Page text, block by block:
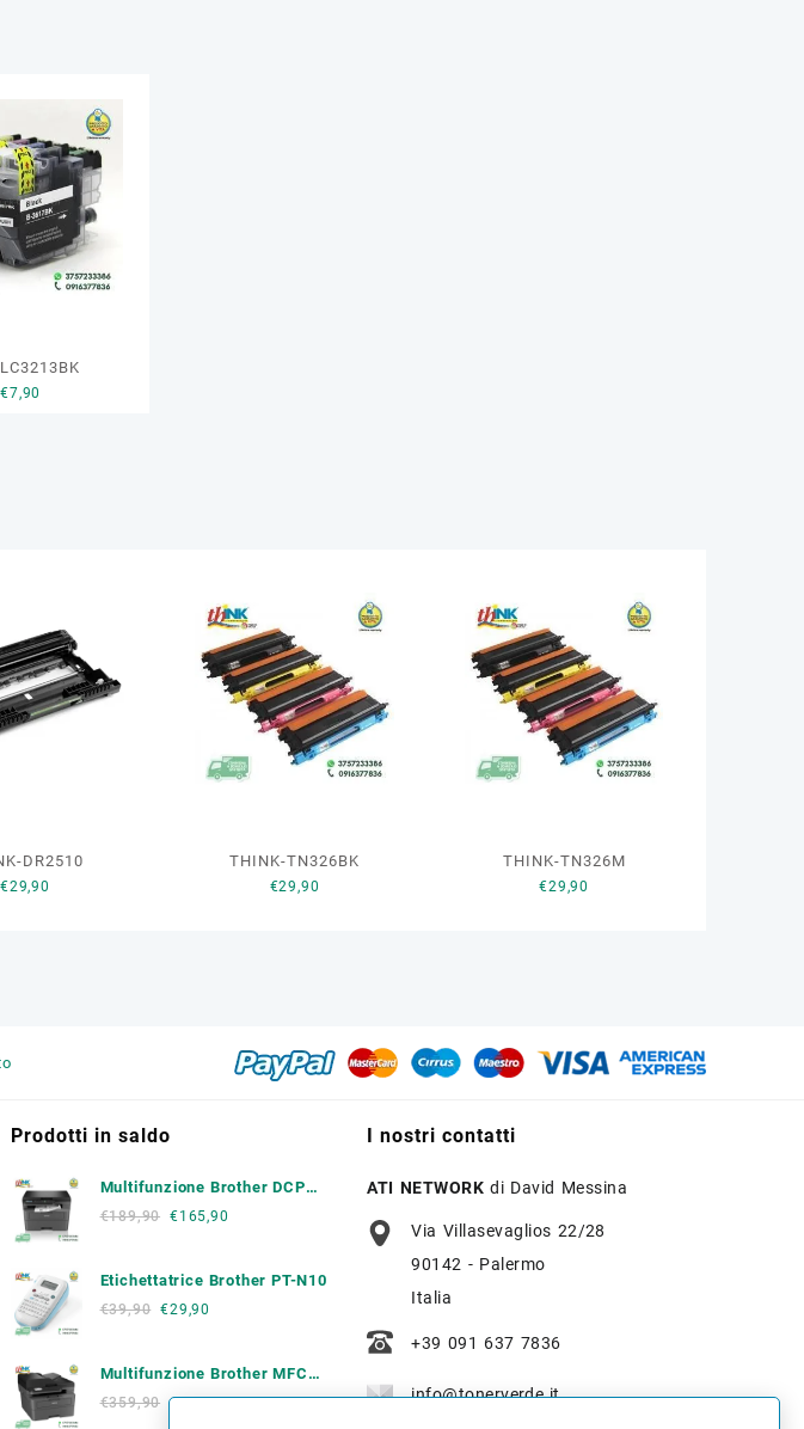
€7,90
DR2510
€29,90
THINK-TN326BK
€29,90
THINK-TN326M
€29,90
Prodotti in saldo
Multifunzione Brother DCP
L2620 DW
€189,90 €165,90
Etichettatrice Brother PT-N10
€39,90 €29,90
Multifunzione Brother MFC
L2800 DW
€359,90 €209,00
I nostri contatti
ATI NETWORK di David Messina
Via Villasevaglios 22/28
90142 - Palermo
Italia
+39 091 637 7836
info@tonerverde.it